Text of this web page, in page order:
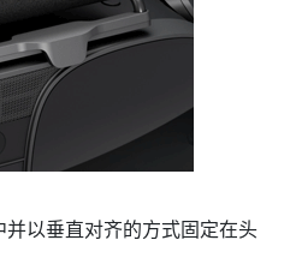
以垂直对齐的方式固定在头